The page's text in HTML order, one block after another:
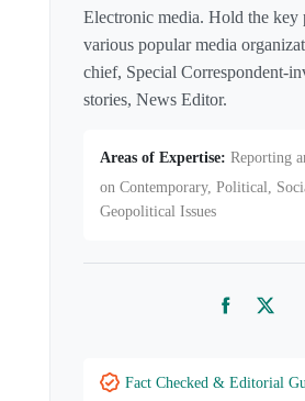
Electronic media. Hold the key
various popular media
chief, Special Correspondent-
stories, News Editor.
Areas of Expertise: Reporting
on Contemporary, Political,
Geopolitical Issues
FacebookTwitter
Fact Checked & Editorial